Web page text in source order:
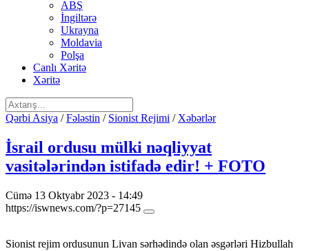
ABŞ
İngiltərə
Ukrayna
Moldavia
Polşa
Canlı Xəritə
Xəritə
Qərbi Asiya /Fələstin / Sionist Rejimi / Xəbərlər
İsrail ordusu mülki nəqliyyat
vasitələrindən istifadə edir! + FOTO
Cümə 13 Oktyabr 2023 - 14:49
https://iswnews.com/?p=27145
Sionist rejim ordusunun Livan sərhədində olan əsgərləri Hizbullah